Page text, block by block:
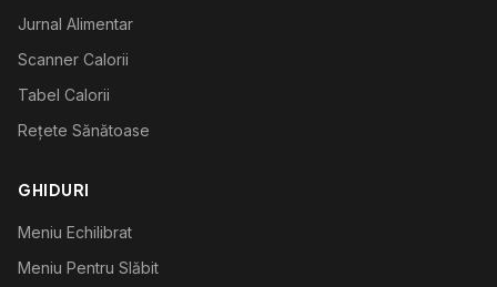
Jurnal Alimentar
Scanner Calorii
Tabel Calorii
Rețete Sănătoase
GHIDURI
Meniu Echilibrat
Meniu Pentru Slăbit